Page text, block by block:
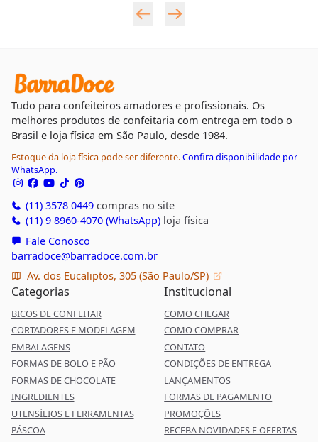
Tudo para confeiteiros amadores e profissionais. Os
melhores produtos de confeitaria com entrega em todo o
Brasil e loja física em São Paulo, desde 1984.
Estoque da loja física pode ser diferente.Confira disponibilidade por
WhatsApp.
(11) 3578 0449compras no site
(11) 9 8960-4070 (WhatsApp)loja física
Fale Conosco
barradoce@barradoce.com.br
Av. dos Eucaliptos, 305 (São Paulo/SP)
Categorias
BICOS DE CONFEITAR
CORTADORES E MODELAGEM
EMBALAGENS
FORMAS DE BOLO E PÃO
FORMAS DE CHOCOLATE
INGREDIENTES
UTENSÍLIOS E FERRAMENTAS
PÁSCOA
Institucional
COMO CHEGAR
COMO COMPRAR
CONTATO
CONDIÇÕES DE ENTREGA
LANÇAMENTOS
FORMAS DE PAGAMENTO
PROMOÇÕES
RECEBA NOVIDADES E OFERTAS